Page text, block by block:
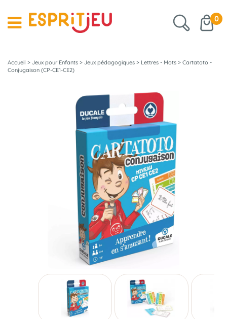
0
Accueil > Jeux pour Enfants > Jeux pédagogiques > Lettres - Mots > Cartatoto -
Conjugaison (CP-CE1-CE2)